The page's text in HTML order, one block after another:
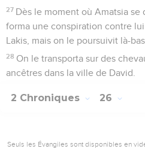
27 Dès le moment où Amatsia se
forma une conspiration contre
Lakis, mais on le poursuivit là-
28 On le transporta sur des
ancêtres dans la ville de David.
2 Chroniques 26
Seuls les Évangiles sont disponibles en